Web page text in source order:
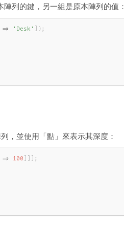
列的鍵，另一組是原本陣列的值：
=> 'Desk' ) ;
，並使用「點」來表示其深度：
=> 100 ;